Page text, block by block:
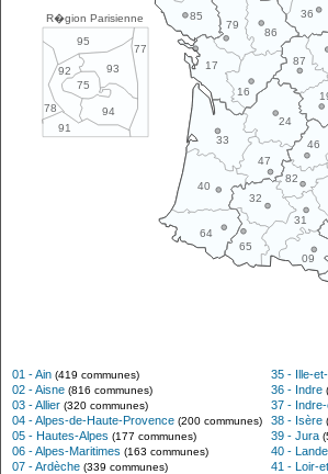
R�gion Parisienne
77
78
91
95
93
75
94
92
16
17
24
31
32
33
36
40
46
47
64
65
09
79
82
85
86
87
01 - Ain (419 communes)
02 - Aisne (816 communes)
03 - Allier (320 communes)
04 - Alpes-de-Haute-Provence (200 communes)
05 - Hautes-Alpes (177 communes)
06 - Alpes-Maritimes (163 communes)
07 - Ardèche (339 communes)
35 - Ille-
36 - Indre
37 -
38 - Isère
39 - Jura
40 -
41 - Loir-